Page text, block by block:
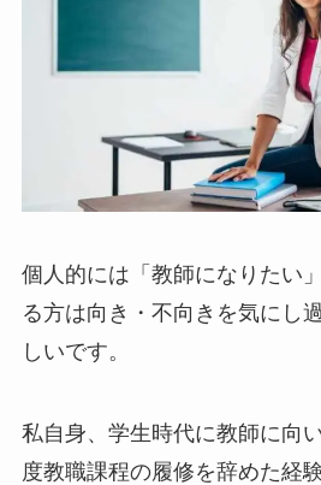
個人的には「教師になりたい
る方は向き・不向きを気にし
しいです。
私自身、学生時代に教師に向
度教職課程の履修を辞めた経